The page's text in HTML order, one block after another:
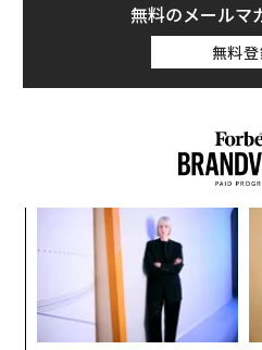
無料のメールマ
無料